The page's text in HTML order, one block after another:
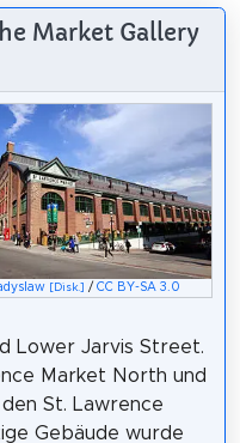
Market Gallery
[Disk.] / CC BY-SA 3.0
Lower Jarvis Street.
Market North und
St. Lawrence
Gebäude wurde